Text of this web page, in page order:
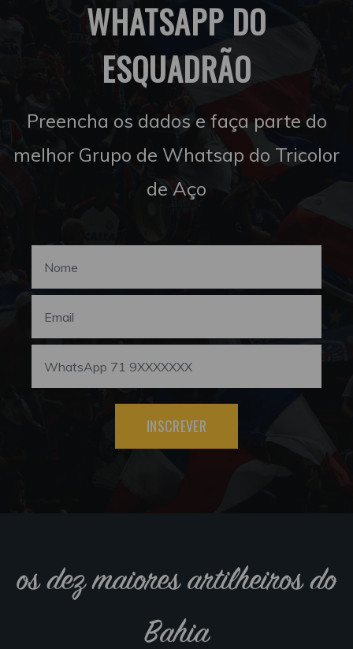
WHATSAPP DO
ESQUADRÃO
Preencha os dados e faça parte do
melhor Grupo de Whatsap do Tricolor
de Aço
INSCREVER
os dez maiores artilheiros do
Bahia